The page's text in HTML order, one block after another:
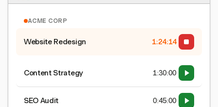
ACME CORP
Website Redesign 1:24:15
Content Strategy 1:30:00
SEO Audit 0:45:00